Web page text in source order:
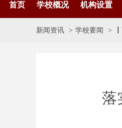
首页 学校概况 机构设置
新闻资讯 学校要闻
落